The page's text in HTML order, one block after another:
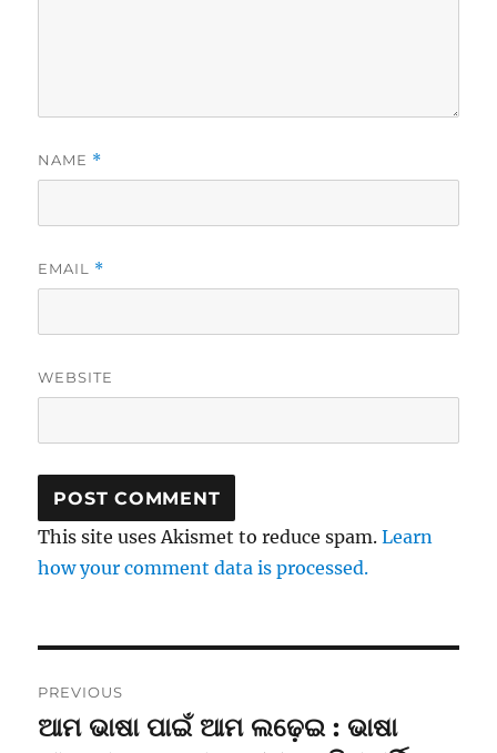
NAME *
EMAIL *
WEBSITE
This site uses Akismet to reduce spam.Learn
how your comment data is processed.
navigation
PREVIOUS
Previous
ଆମ ଭାଷା ପାଇଁ ଆମ ଲଢ଼େଇ : ଭାଷା